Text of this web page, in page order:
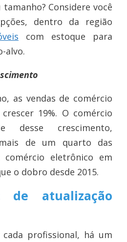
Considere você
dentro da região
com estoque para
alvo.
as vendas de comércio
19%. O comércio
crescimento,
de um quarto das
eletrônico em
o dobro desde 2015.
de atualização
profissional, há um